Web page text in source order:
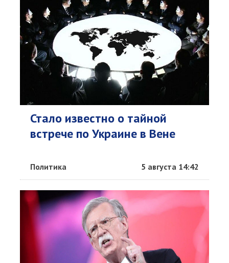
Стало известно о тайной
встрече по Украине в Вене
Политика 5 августа 14:42